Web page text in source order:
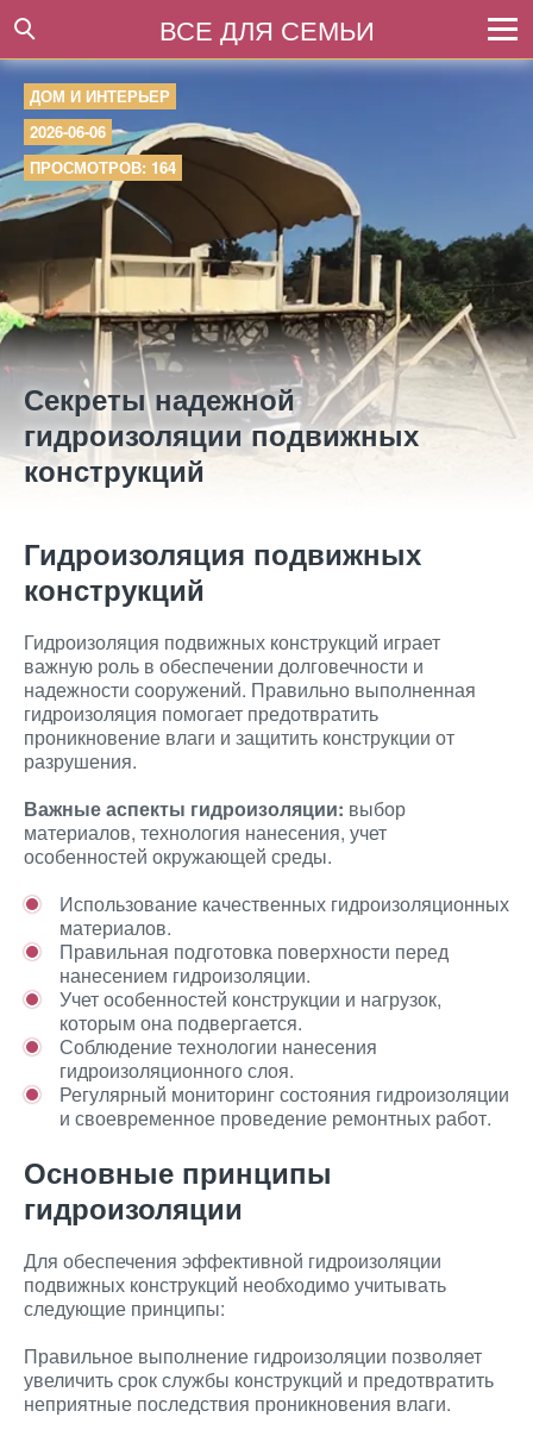
ВСЕ ДЛЯ СЕМЬИ
ДОМ И ИНТЕРЬЕР
2026-06-06
ПРОСМОТРОВ: 164
Секреты надежной
гидроизоляции подвижных
конструкций
Гидроизоляция подвижных
конструкций
Гидроизоляция подвижных конструкций играет
важную роль в обеспечении долговечности и
надежности сооружений. Правильно выполненная
гидроизоляция помогает предотвратить
проникновение влаги и защитить конструкции от
разрушения.
Важные аспекты гидроизоляции: выбор
материалов, технология нанесения, учет
особенностей окружающей среды.
Использование качественных гидроизоляционных
материалов.
Правильная подготовка поверхности перед
нанесением гидроизоляции.
Учет особенностей конструкции и нагрузок,
которым она подвергается.
Соблюдение технологии нанесения
гидроизоляционного слоя.
Регулярный мониторинг состояния гидроизоляции
и своевременное проведение ремонтных работ.
Основные принципы
гидроизоляции
Для обеспечения эффективной гидроизоляции
подвижных конструкций необходимо учитывать
следующие принципы:
Правильное выполнение гидроизоляции позволяет
увеличить срок службы конструкций и предотвратить
неприятные последствия проникновения влаги.